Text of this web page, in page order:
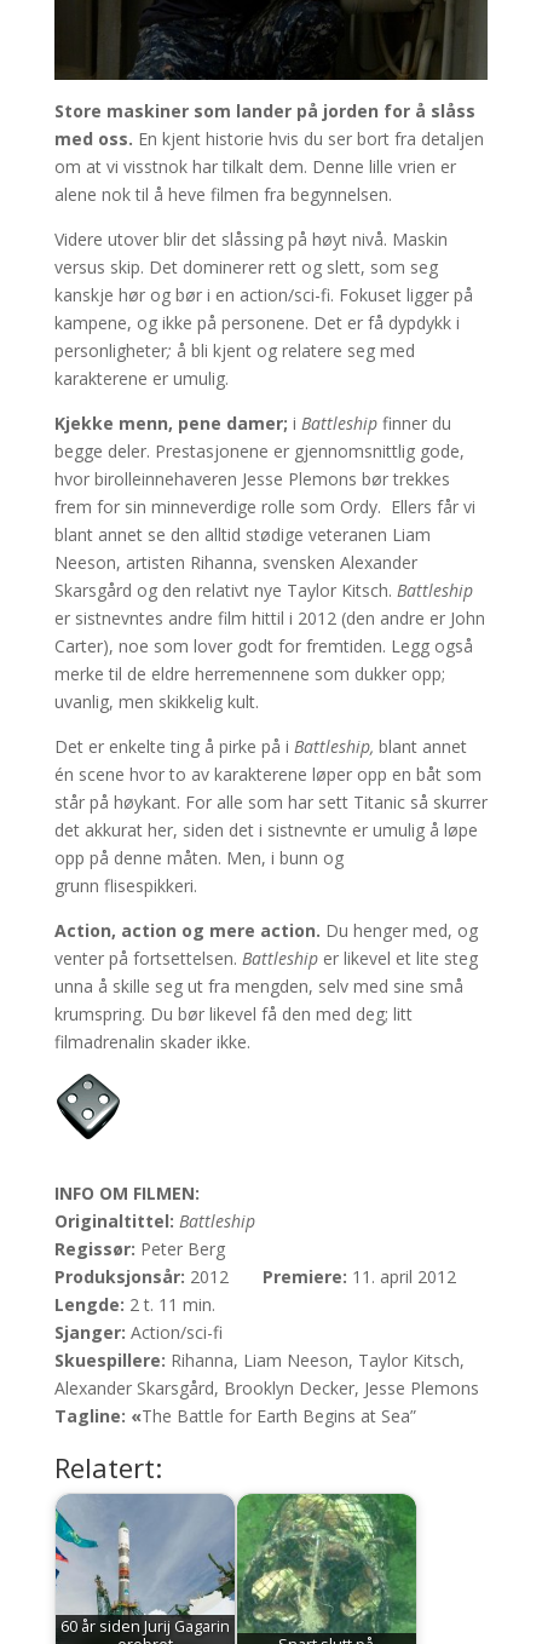
Store maskiner som lander på jorden for å slåss
med oss. En kjent historie hvis du ser bort fra detaljen
om at vi visstnok har tilkalt dem. Denne lille vrien er
alene nok til å heve filmen fra begynnelsen.
Videre utover blir det slåssing på høyt nivå. Maskin
versus skip. Det dominerer rett og slett, som seg
kanskje hør og bør i en action/sci-fi. Fokuset ligger på
kampene, og ikke på personene. Det er få dypdykk i
personligheter; å bli kjent og relatere seg med
karakterene er umulig.
Kjekke menn, pene damer; i Battleship finner du
begge deler. Prestasjonene er gjennomsnittlig gode,
hvor birolleinnehaveren Jesse Plemons bør trekkes
frem for sin minneverdige rolle som Ordy. Ellers får vi
blant annet se den alltid stødige veteranen Liam
Neeson, artisten Rihanna, svensken Alexander
Skarsgård og den relativt nye Taylor Kitsch. Battleship
er sistnevntes andre film hittil i 2012 (den andre er John
Carter), noe som lover godt for fremtiden. Legg også
merke til de eldre herremennene som dukker opp;
uvanlig, men skikkelig kult.
Det er enkelte ting å pirke på i Battleship, blant annet
én scene hvor to av karakterene løper opp en båt som
står på høykant. For alle som har sett Titanic så skurrer
det akkurat her, siden det i sistnevnte er umulig å løpe
opp på denne måten. Men, i bunn og
grunn flisespikkeri.
Action, action og mere action. Du henger med, og
venter på fortsettelsen. Battleship er likevel et lite steg
unna å skille seg ut fra mengden, selv med sine små
krumspring. Du bør likevel få den med deg; litt
filmadrenalin skader ikke.
INFO OM FILMEN:
Originaltittel: Battleship
Regissør: Peter Berg
Produksjonsår: 2012 Premiere: 11. april 2012
Lengde: 2 t. 11 min.
Sjanger: Action/sci-fi
Skuespillere: Rihanna, Liam Neeson, Taylor Kitsch,
Alexander Skarsgård, Brooklyn Decker, Jesse Plemons
Tagline: «The Battle for Earth Begins at Sea”
Relatert:
60 år siden Jurij Gagarin